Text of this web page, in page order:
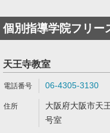
個別指導学院フリー
天王寺教室
06-4305-3130
大阪府大阪市天
号室